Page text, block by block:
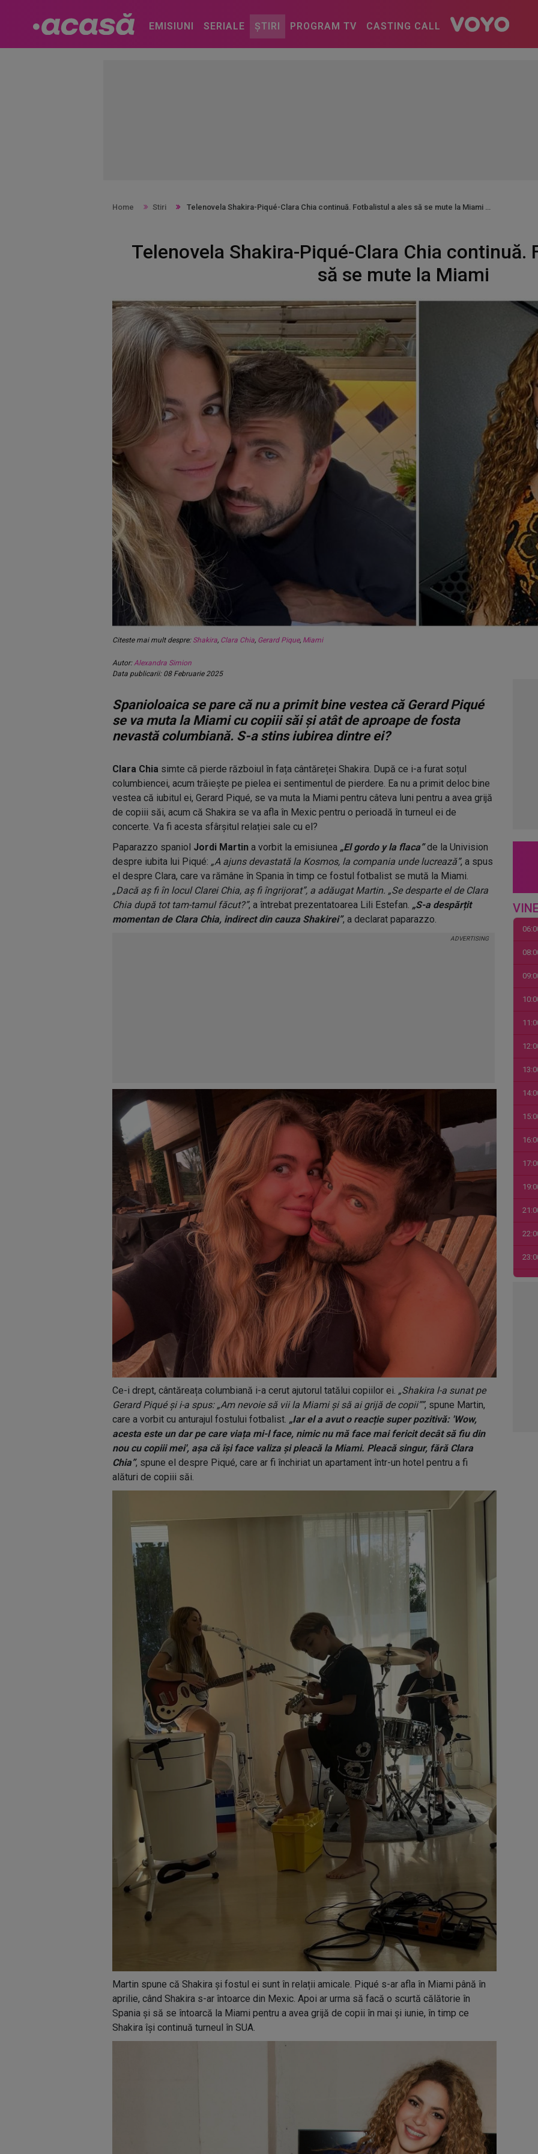
EMISIUNI SERIALE ȘTIRI PROGRAM TV CASTING CALL
Home Stiri Telenovela Shakira-Piqué-Clara Chia continuă. Fotbalistul a ales să se mute la Miami
Telenovela Shakira-Piqué-Clara Chia continuă.
să se mute la Miami
Citeste mai mult despre: Shakira, Clara Chia, Gerard Pique, Miami
Autor:Alexandra Simion
Data publicarii: 08 Februarie 2025
Spanioloaica se pare că nu a primit bine vestea că Gerard Piqué
se va muta la Miami cu copiii săi și atât de aproape de fosta
nevastă columbiană. S-a stins iubirea dintre ei?
Clara Chia simte că pierde războiul în fața cântăreței Shakira. După ce i-a furat soțul
columbiencei, acum trăiește pe pielea ei sentimentul de pierdere. Ea nu a primit deloc bine
vestea că iubitul ei, Gerard Piqué, se va muta la Miami pentru câteva luni pentru a avea grijă
de copiii săi, acum că Shakira se va afla în Mexic pentru o perioadă în turneul ei de
concerte. Va fi acesta sfârșitul relației sale cu el?
Paparazzo spaniol Jordi Martin a vorbit la emisiunea „El gordo y la flaca”de la Univision
despre iubita lui Piqué: „A ajuns devastată la Kosmos, la compania unde lucrează”, a spus
el despre Clara, care va rămâne în Spania în timp ce fostul fotbalist se mută la Miami.
„Dacă aș fi în locul Clarei Chia, aș fi îngrijorat”, a adăugat Martin. „Se desparte el de Clara
Chia după tot tam-tamul făcut?”, a întrebat prezentatoarea Lili Estefan. „S-a despărțit
momentan de Clara Chia, indirect din cauza Shakirei”, a declarat paparazzo.
Ce-i drept, cântăreața columbiană i-a cerut ajutorul tatălui copiilor ei. „Shakira l-a sunat pe
Gerard Piqué și i-a spus: „Am nevoie să vii la Miami și să ai grijă de copii””, spune Martin,
care a vorbit cu anturajul fostului fotbalist. „Iar el a avut o reacție super pozitivă: 'Wow,
acesta este un dar pe care viața mi-l face, nimic nu mă face mai fericit decât să fiu din
nou cu copiii mei', așa că își face valiza și pleacă la Miami. Pleacă singur, fără Clara
Chia”, spune el despre Piqué, care ar fi închiriat un apartament într-un hotel pentru a fi
alături de copiii săi.
Martin spune că Shakira și fostul ei sunt în relații amicale. Piqué s-ar afla în Miami până în
aprilie, când Shakira s-ar întoarce din Mexic. Apoi ar urma să facă o scurtă călătorie în
Spania și să se întoarcă la Miami pentru a avea grijă de copii în mai și iunie, în timp ce
Shakira își continuă turneul în SUA.